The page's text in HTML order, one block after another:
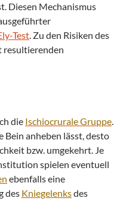
Diesen Mechanismus
Test. Zu den Risiken des
resultierenden
die Ischiocrurale Gruppe.
Bein anheben lässt, desto
bzw. umgekehrt. Je
spielen eventuell
ebenfalls eine
des Kniegelenksdes